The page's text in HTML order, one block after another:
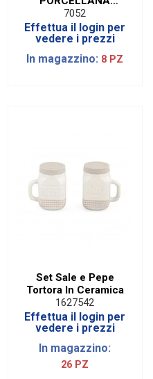
BIANCA
7052
Effettua il login per
vedere i prezzi
In magazzino: 8 PZ
Set Sale e Pepe
Tortora In Ceramica
1627542
Effettua il login per
vedere i prezzi
In magazzino:
26 PZ